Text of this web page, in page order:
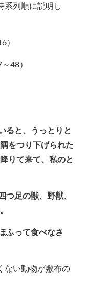
系列順に説明し
）
48）
ると、うっとりと
をつり下げられた
りて来て、私のと
つ足の獣、野獣、
ふって食べなさ
ない動物が敷布の